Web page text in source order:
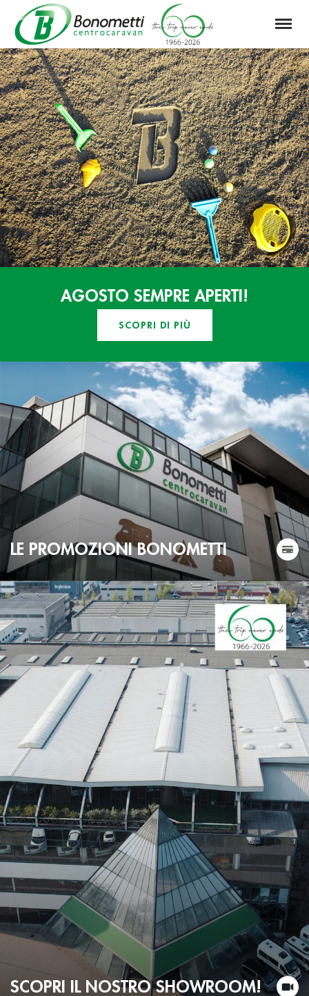
Automarket
Bonometti
Srl
Menu
AGOSTO SEMPRE APERTI!
SCOPRI DI PIÙ
LE PROMOZIONI BONOMETTI
SCOPRI IL NOSTRO SHOWROOM!